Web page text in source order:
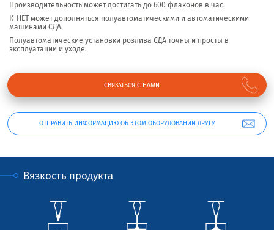
Производительность может достигать до 600 флаконов в час.
К-НЕТ может дополняться полуавтоматическими и автоматическими
машинами СДА.
Полуавтоматические установки розлива СДА точны и просты в
эксплуатации и уходе.
ОТПРАВИТЬ ИНФОРМАЦИЮ ОБ ЭТОМ ОБОРУДОВАНИИ ДРУГУ
СВЯЗАТЬСЯ С НАМИ
Вязкость продукта